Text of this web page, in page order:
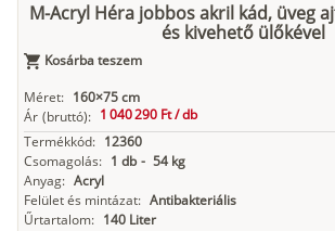
M-Acryl Héra jobbos akril kád, üveg
és kivehető ülőkével
Kosárba teszem
Méret: 160×75 cm
Ár (bruttó): 1 040 290 Ft /db
Termékkód: 12360
Csomagolás: 1 db - 54 kg
Anyag: Acryl
Felület és mintázat: Antibakteriális
Űrtartalom: 140 Liter